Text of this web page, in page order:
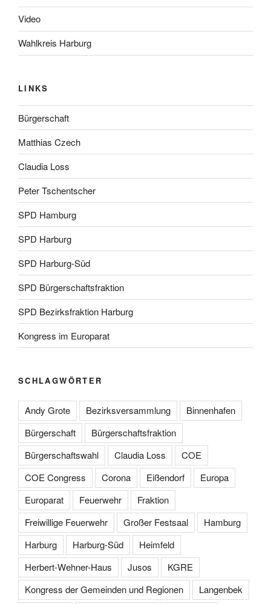
Video
Wahlkreis Harburg
LINKS
Bürgerschaft
Matthias Czech
Claudia Loss
Peter Tschentscher
SPD Hamburg
SPD Harburg
SPD Harburg-Süd
SPD Bürgerschaftsfraktion
SPD Bezirksfraktion Harburg
Kongress im Europarat
SCHLAGWÖRTER
Andy Grote Bezirksversammlung
Binnenhafen
Bürgerschaft
Bürgerschaftsfraktion
Bürgerschaftswahl
Claudia Loss
COE
COE Congress
Corona Eißendorf
Europa
Europarat
Feuerwehr
Fraktion
Freiwillige Feuerwehr
Großer Festsaal
Hamburg
Harburg
Harburg-Süd
Heimfeld
Herbert-Wehner-Haus
Jusos
KGRE
Kongress der Gemeinden und Regionen
Langenbek